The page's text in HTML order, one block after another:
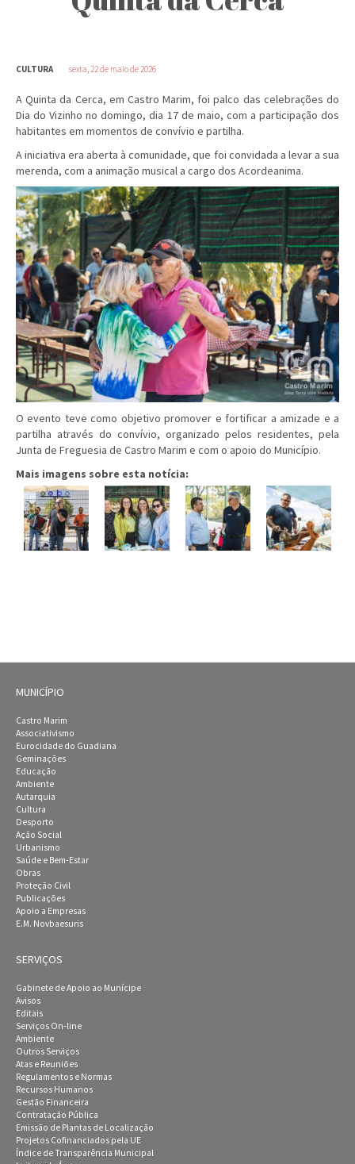
CULTURA sexta, 22 de maio de 2026
A Quinta da Cerca, em Castro Marim, foi palco das celebrações do
Dia do Vizinho no domingo, dia 17 de maio, com a participação dos
habitantes em momentos de convívio e partilha.
A iniciativa era aberta à comunidade, que foi convidada a levar a sua
merenda, com a animação musical a cargo dos Acordeanima.
O evento teve como objetivo promover e fortificar a amizade e a
partilha através do convívio, organizado pelos residentes, pela
Junta de Freguesia de Castro Marim e com o apoio do Município.
Mais imagens sobre esta notícia:
MUNICÍPIO
Castro Marim
Associativismo
Eurocidade do Guadiana
Geminações
Educação
Ambiente
Autarquia
Cultura
Desporto
Ação Social
Urbanismo
Saúde e Bem-Estar
Obras
Proteção Civil
Publicações
Apoio a Empresas
E.M. Novbaesuris
SERVIÇOS
Gabinete de Apoio ao Munícipe
Avisos
Editais
Serviços On-line
Ambiente
Outros Serviços
Atas e Reuniões
Regulamentos e Normas
Recursos Humanos
Gestão Financeira
Contratação Pública
Emissão de Plantas de Localização
Projetos Cofinanciados pela UE
Índice de Transparência Municipal